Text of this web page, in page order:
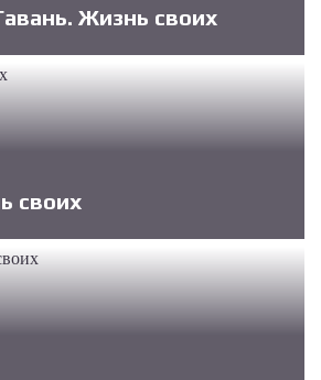
Жизнь своих
своих